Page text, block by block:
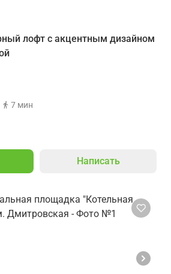
лофт с акцентным дизайном
7 мин
Написать